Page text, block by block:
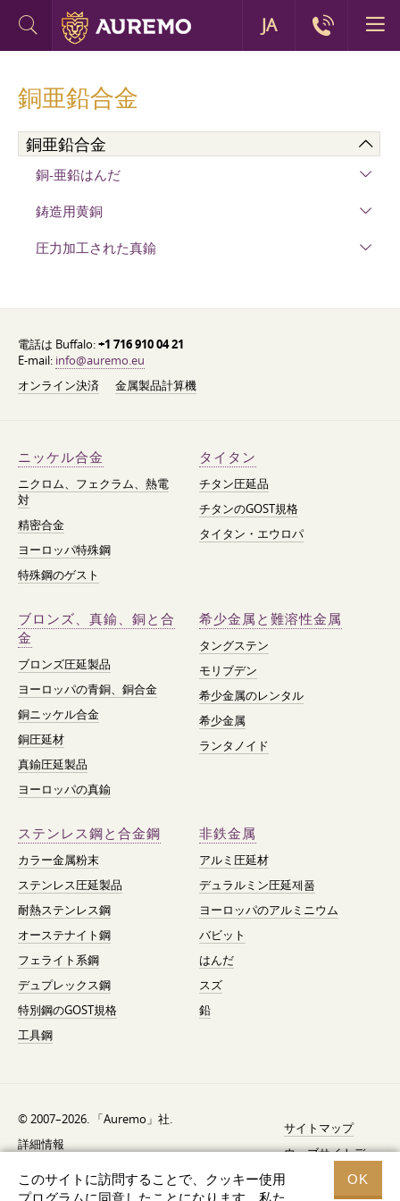
このサイトに訪問することで、クッキー使用
プログラムに同意したことになります。私た
OK
銅亜鉛合金
銅亜鉛合金
銅-亜鉛はんだ
鋳造用黄銅
圧力加工された真鍮
電話は Buffalo:+1 716 910 04 21
E-mail: info@auremo.eu
オンライン決済
金属製品計算機
ニッケル合金
ニクロム、フェクラム、熱電
対
精密合金
ヨーロッパ特殊鋼
特殊鋼のゲスト
タイタン
チタン圧延品
チタンのGOST規格
タイタン・エウロパ
ブロンズ、真鍮、銅と合
金
ブロンズ圧延製品
ヨーロッパの青銅、銅合金
銅ニッケル合金
銅圧延材
真鍮圧延製品
ヨーロッパの真鍮
希少金属と難溶性金属
タングステン
モリブデン
希少金属のレンタル
希少金属
ランタノイド
ステンレス鋼と合金鋼
カラー金属粉末
ステンレス圧延製品
耐熱ステンレス鋼
オーステナイト鋼
フェライト系鋼
デュプレックス鋼
特別鋼のGOST規格
工具鋼
非鉄金属
アルミ圧延材
デュラルミン圧延제품
ヨーロッパのアルミニウム
バビット
はんだ
スズ
鉛
© 2007–2026. 「Auremo」社.
詳細情報
AGB（利用規約）
リコール通知
サイトマップ
ウェブサイトデ
JA